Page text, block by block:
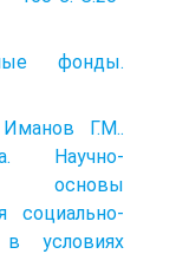
фонды.
Г.М..
Научно-
основы
социально-
в условиях